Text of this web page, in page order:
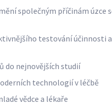
společným příčinám úzce
testování účinnosti
do nejnovějších studií
technologií v léčbě
vědce a lékaře